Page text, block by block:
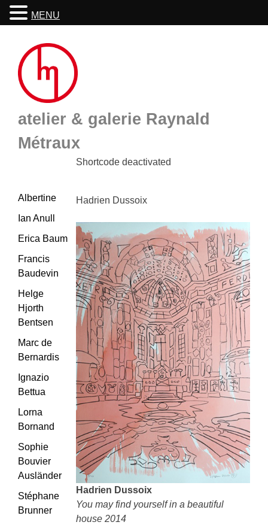
Skip
to
content
atelier & galerie Raynald
Métraux
Shortcode deactivated
Hadrien Dussoix
Hadrien Dussoix
You may find yourself in a beautiful
house 2014
Albertine
Ian Anull
Erica Baum
Francis
Baudevin
Helge
Hjorth
Bentsen
Marc de
Bernardis
Ignazio
Bettua
Lorna
Bornand
Sophie
Bouvier
Ausländer
Stéphane
Brunner
MENU